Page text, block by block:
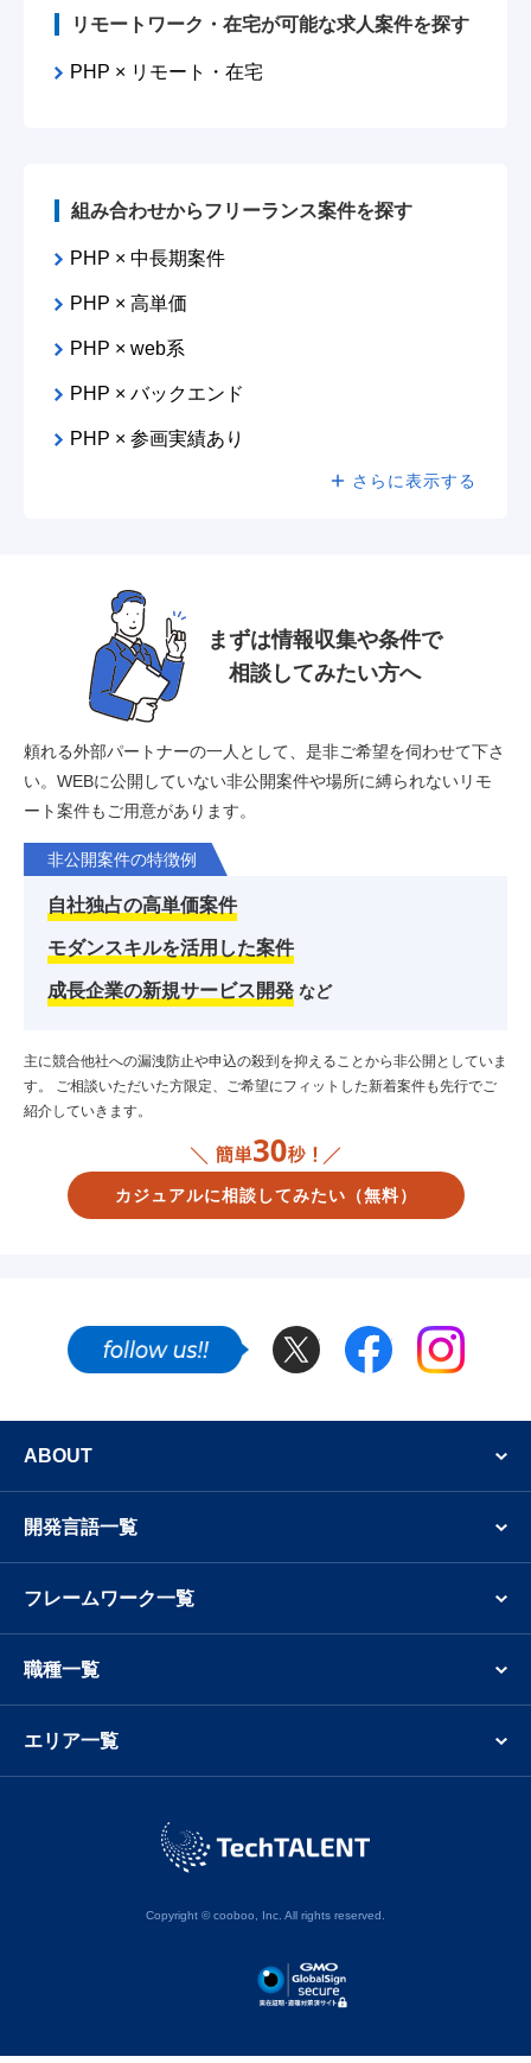
リモートワーク・在宅が可能な求人案件を探す
PHP × リモート・在宅
組み合わせからフリーランス案件を探す
PHP × 中長期案件
PHP × 高単価
PHP × web系
PHP × バックエンド
PHP × 参画実績あり
さらに表示する
まずは情報収集や条件で
相談してみたい方へ
頼れる外部パートナーの一人として、是非ご希望を伺わせて下さ
い。 WEBに公開していない非公開案件や場所に縛られないリモ
ート案件もご用意があります。
非公開案件の特徴例
自社独占の高単価案件
モダンスキルを活用した案件
成長企業の新規サービス開発 など
主に競合他社への漏洩防止や申込の殺到を抑えることから非公開としていま
す。 ご相談いただいた方限定、ご希望にフィットした新着案件も先行でご
紹介していきます。
カジュアルに相談してみたい （無料）
Twitter Facebook Instagram
ABOUT
開発言語一覧
フレームワーク一覧
職種一覧
エリア一覧
Copyright © cooboo, Inc. All rights reserved.